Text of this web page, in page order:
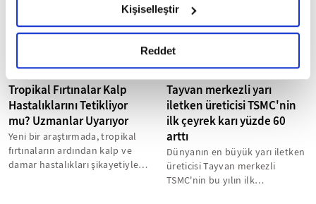
okumak ve sitemizi ziyaretiniz kapsamında
gerçekleştirilen veri işleme faaliyetleri ile ilgili daha
detaylı bilgi almak için lütfentıklayınız.
Kişiselleştir
Reddet
Tropikal Fırtınalar Kalp
Hastalıklarını Tetikliyor
mu? Uzmanlar Uyarıyor
Yeni bir araştırmada, tropikal
fırtınaların ardından kalp ve
damar hastalıkları şikayetiyle
Tayvan merkezli yarı
iletken üreticisi TSMC'nin
ilk çeyrek karı yüzde 60
arttı
Dünyanın en büyük yarı iletken
üreticisi Tayvan merkezli
TSMC'nin bu yılın ilk